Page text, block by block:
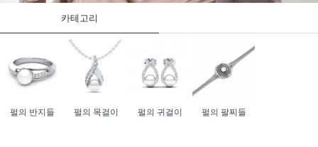
카테고리
펄의 반지들 펄의 목걸이 펄의 귀걸이 펄의 팔찌들